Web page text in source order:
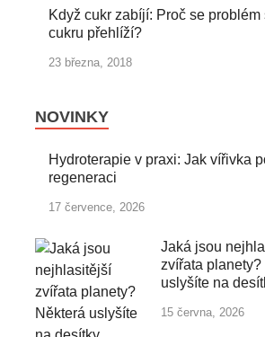
Když cukr zabíjí: Proč se
cukru přehlíží?
23 března, 2018
NOVINKY
Hydroterapie v praxi: Jak vířivka
regeneraci
17 července, 2026
Jaká jsou
zvířata planety?
uslyšíte na
15 června, 2026